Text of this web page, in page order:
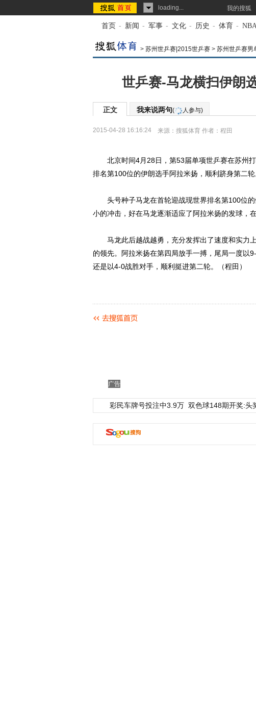
loading... 我的搜狐
首页 - 新闻 - 军事 - 文化 - 历史 - 体育 -
> 苏州世乒赛|2015世乒赛 > 苏州世乒赛男
世乒赛-马龙横扫伊朗
正文 我来说两句( 人参与)
2015-04-28 16:16:24 来源： 搜狐体育 作者：程田
北京时间4月28日，第53届单项世乒赛在苏州打
排名第100位的伊朗选手阿拉米扬，顺利跻身第二轮
头号种子马龙在首轮迎战现世界排名第100位的
小的冲击，好在马龙逐渐适应了阿拉米扬的发球，
马龙此后越战越勇，充分发挥出了速度和实力
的领先。阿拉米扬在第四局放手一搏，尾局一度以
还是以4-0战胜对手，顺利挺进第二轮。（程田）
广告
彩民车牌号投注中3.9万 双色球148期开奖:头